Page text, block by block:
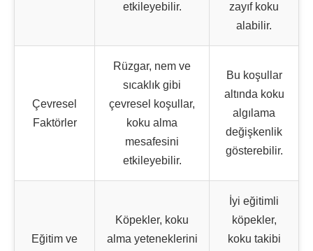
etkileyebilir.
zayıf koku
alabilir.
Çevresel
Faktörler
Rüzgar, nem ve
sıcaklık gibi
çevresel koşullar,
koku alma
mesafesini
etkileyebilir.
Bu koşullar
altında koku
algılama
değişkenlik
gösterebilir.
Eğitim ve
Köpekler, koku
alma yeteneklerini
İyi eğitimli
köpekler,
koku takibi